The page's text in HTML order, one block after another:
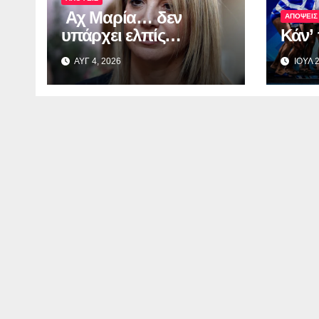
Αχ Μαρία… δεν
υπάρχει ελπίς…
ΑΥΓ 4, 2026
ΑΠΟΨΕΙΣ
ΙΟΥΛ